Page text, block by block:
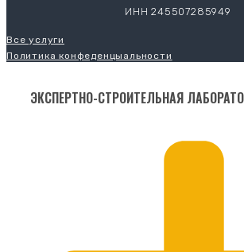
ИНН 245507285949
Все услуги
Политика конфеденцыальности
ЭКСПЕРТНО-СТРОИТЕЛЬНАЯ